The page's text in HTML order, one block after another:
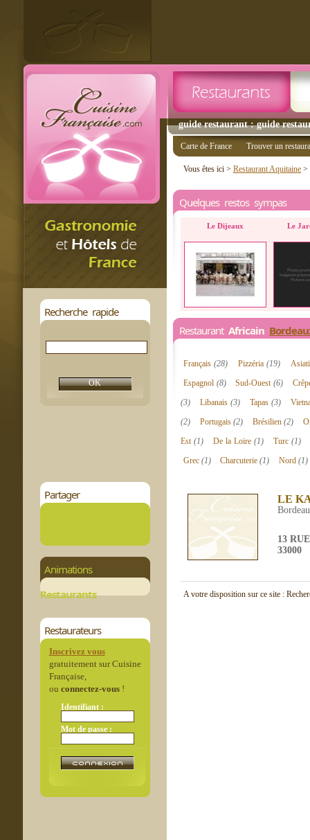
guide restaurant : guide
Recherche rapide
Partager
Animations
Restaurants
Restaurateurs
Inscrivez vous
gratuitement sur Cuisine
Française,
ou connectez-vous!
Identifiant :
Mot de passe :
Carte de France Trouver un
Vous êtes ici > Restaurant Aquitaine >
Quelques restos sympas
Le Dijeaux Le
Restaurant Africain
Français(28) Pizzéria(19)
Espagnol (8) Sud-Ouest (6)
(3)
Libanais (3) Tapas (3)
(2)
Portugais (2) Brésilien (2)
Est (1) De la Loire (1) Turc (1)
Grec (1) Charcuterie(1) Nord (1)
LE
13
33000
A votre disposition sur ce site :